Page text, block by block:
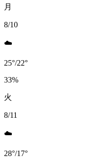
月
8/10
☁️
25°/22°
33%
火
8/11
☁️
28°/17°